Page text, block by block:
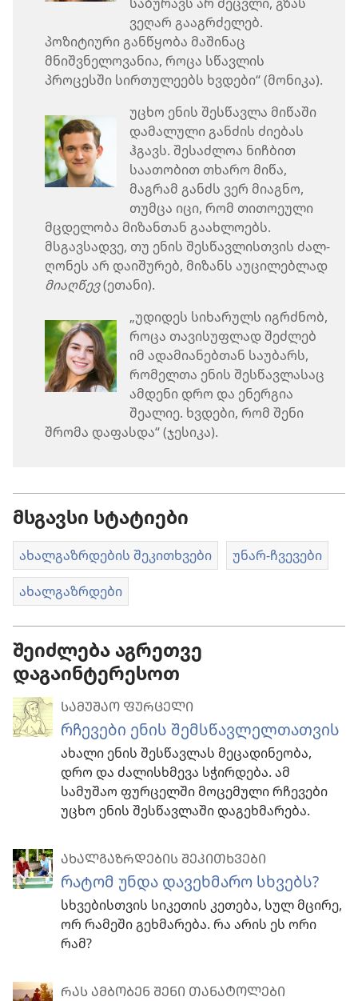
ვეღარ გააგრძელებ.
პოზიტიური განწყობა მაშინაც
მნიშვნელოვანია, როცა სწავლის
პროცესში სირთულეებს ხვდები“ (მონიკა).
უცხო ენის შესწავლა მიწაში
დამალული განძის ძიებას
ჰგავს. შესაძლოა ნიჩბით
საათობით თხარო მიწა,
მაგრამ განძს ვერ მიაგნო,
თუმცა იცი, რომ თითოეული
მცდელობა მიზანთან გაახლოებს.
მსგავსადვე, თუ ენის შესწავლისთვის ძალ-
ღონეს არ დაიშურებ, მიზანს აუცილებლად
მიაღწევ(ეთანი).
„უდიდეს სიხარულს იგრძნობ,
როცა თავისუფლად შეძლებ
იმ ადამიანებთან საუბარს,
რომელთა ენის შესწავლასაც
ამდენი დრო და ენერგია
შეალიე. ხვდები, რომ შენი
შრომა დაფასდა“ (ჯესიკა).
მსგავსი სტატიები
ახალგაზრდების შეკითხვები უნარ-ჩვევები
ახალგაზრდები
შეიძლება აგრეთვე
დაგაინტერესოთ
ᲡᲐᲛᲣᲨᲐᲝ ᲤᲣᲠᲪᲔᲚᲘ
რჩევები ენის შემსწავლელთათვის
ახალი ენის შესწავლას მეცადინეობა,
დრო და ძალისხმევა სჭირდება. ამ
სამუშაო ფურცელში მოცემული რჩევები
უცხო ენის შესწავლაში დაგეხმარება.
ᲐᲮᲐᲚᲒᲐᲖᲠᲓᲔᲑᲘᲡ ᲨᲔᲙᲘᲗᲮᲕᲔᲑᲘ
რატომ უნდა დავეხმარო სხვებს?
სხვებისთვის სიკეთის კეთება, სულ მცირე,
ორ რამეში გეხმარება. რა არის ეს ორი
რამ?
ᲠᲐᲡ ᲐᲛᲑᲝᲑᲔᲜ ᲨᲔᲜᲘ ᲗᲐᲜᲐᲢᲝᲚᲔᲑᲘ